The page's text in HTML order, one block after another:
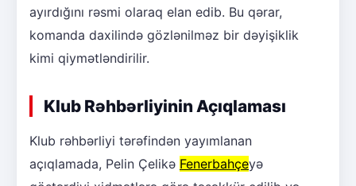
ayırdığını rəsmi olaraq elan edib. Bu qərar,
komanda daxilində gözlənilməz bir dəyişiklik
kimi qiymətləndirilir.
Klub Rəhbərliyinin Açıqlaması
Klub rəhbərliyi tərəfindən yayımlanan
açıqlamada, Pelin Çelikə Fenerbahçeyə